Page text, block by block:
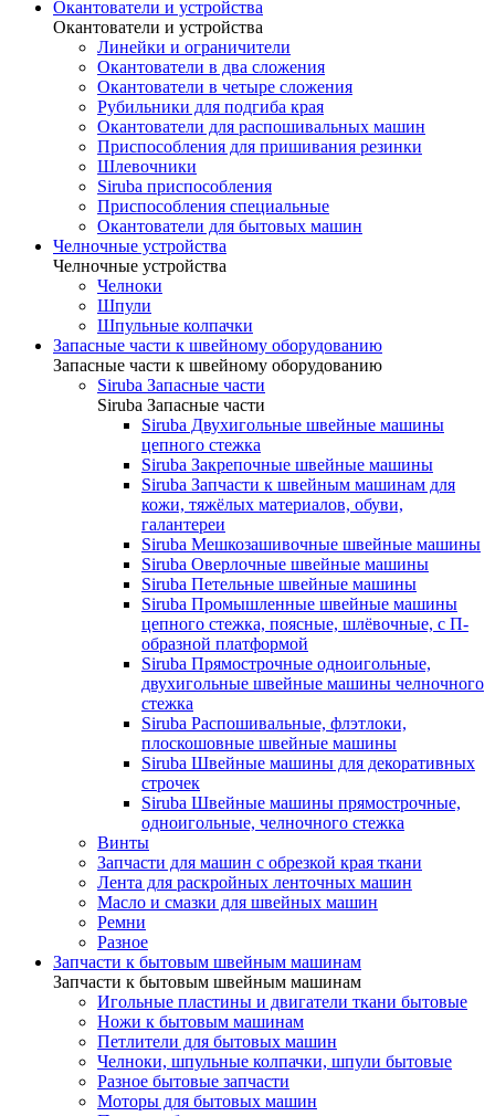
Окантователи и устройства
Окантователи и устройства
Линейки и ограничители
Окантователи в два сложения
Окантователи в четыре сложения
Рубильники для подгиба края
Окантователи для распошивальных машин
Приспособления для пришивания резинки
Шлевочники
Siruba приспособления
Приспособления специальные
Окантователи для бытовых машин
Челночные устройства
Челночные устройства
Челноки
Шпули
Шпульные колпачки
Запасные части к швейному оборудованию
Запасные части к швейному оборудованию
Siruba Запасные части
Siruba Запасные части
Siruba Двухигольные швейные машины
цепного стежка
Siruba Закрепочные швейные машины
Siruba Запчасти к швейным машинам для
кожи, тяжёлых материалов, обуви,
галантереи
Siruba Мешкозашивочные швейные машины
Siruba Оверлочные швейные машины
Siruba Петельные швейные машины
Siruba Промышленные швейные машины
цепного стежка, поясные, шлёвочные, с П-
образной платформой
Siruba Прямострочные одноигольные,
двухигольные швейные машины челночного
стежка
Siruba Распошивальные, флэтлоки,
плоскошовные швейные машины
Siruba Швейные машины для декоративных
строчек
Siruba Швейные машины прямострочные,
одноигольные, челночного стежка
Винты
Запчасти для машин с обрезкой края ткани
Лента для раскройных ленточных машин
Масло и смазки для швейных машин
Ремни
Разное
Запчасти к бытовым швейным машинам
Запчасти к бытовым швейным машинам
Игольные пластины и двигатели ткани бытовые
Ножи к бытовым машинам
Петлители для бытовых машин
Челноки, шпульные колпачки, шпули бытовые
Разное бытовые запчасти
Моторы для бытовых машин